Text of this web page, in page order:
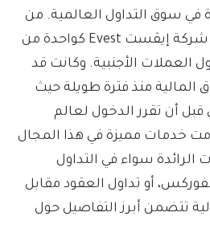
في سوق التداول العالمية. من
بين هذه الشركات برزت شركة إيڤست Evest كواحدة من
العملات الأجنبية. وكانت قد
منذ فترة طويلة حيث
أن تقرر الدخول لعالم
خدمات مميزة في هذا المجال
سواء في التداول
أو تداول العقود مقابل
تتضمن أبرز التفاصيل حول